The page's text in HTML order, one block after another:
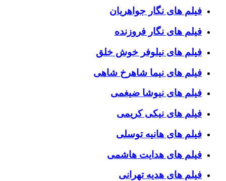
فیلم های نگار جواهریان
فیلم های نگار فروزنده
فیلم های نیلوفر خوش خلق
فیلم های نیما شاهرخ شاهی
فیلم های نیوشا ضیغمی
فیلم های نیکی کریمی
فیلم های هانیه توسلی
فیلم های هدایت هاشمی
فیلم های هدیه تهرانی